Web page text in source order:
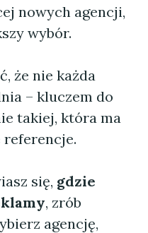
nowych agencji,
wybór.
że nie każda
– kluczem do
takiej, która ma
referencje.
się, gdzie
, zrób
agencję,